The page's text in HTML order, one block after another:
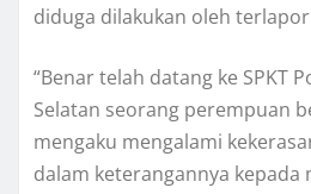
diduga dilakukan oleh
“Benar telah datang ke SPKT
Selatan seorang perempuan
mengaku mengalami
dalam keterangannya kepada